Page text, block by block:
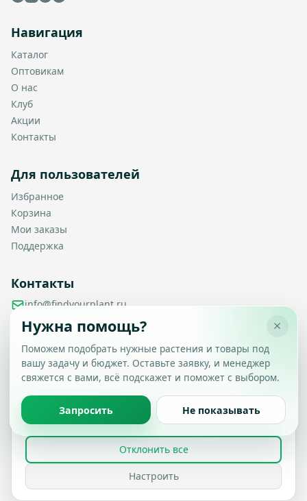
Навигация
Каталог
Оптовикам
О нас
Клуб
Акции
Контакты
Для пользователей
Избранное
Корзина
Мои заказы
Поддержка
Контакты
info@findyourplant.ru
support@findyourplant.ru
findyourplantofficial@gmail.com
+7 929 115-17-50
Санкт-Петербург, Гражданский проспект, д. 104, корп. 1,
литера А, офис 430
© 2026 Find Your Plant. Все права защищены.
Политика конфиденциальностиУсловия использованияFAQ
Настройка конфиденциальности
Вы можете выбрать, какие типы файлов cookie
разрешить.
Политика обработки данных
Принять все
Отклонить все
Настроить
Нужна помощь?
Поможем подобрать нужные растения и товары под
вашу задачу и бюджет. Оставьте заявку, и менеджер
свяжется с вами, всё подскажет и поможет с выбором.
Запросить Не показывать